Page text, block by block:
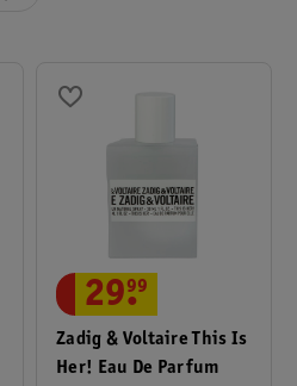
Zadig & Voltaire This Is
Her! Eau De Parfum
29.
99